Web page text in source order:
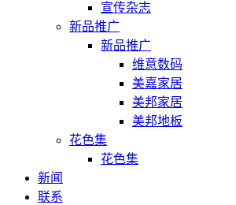
宣传杂志
新品推广
新品推广
维意数码
美嘉家居
美邦家居
美邦地板
花色集
花色集
新闻
联系